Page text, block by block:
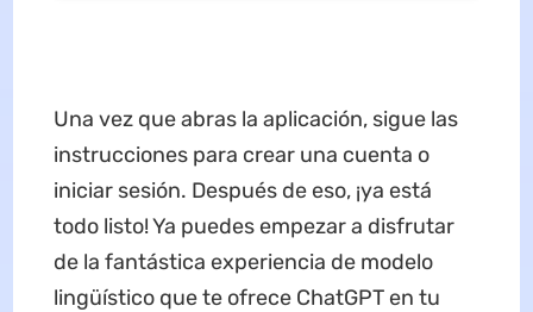
Una vez que abras la aplicación, sigue las
instrucciones para crear una cuenta o
iniciar sesión. Después de eso, ¡ya está
todo listo! Ya puedes empezar a disfrutar
de la fantástica experiencia de modelo
lingüístico que te ofrece ChatGPT en tu